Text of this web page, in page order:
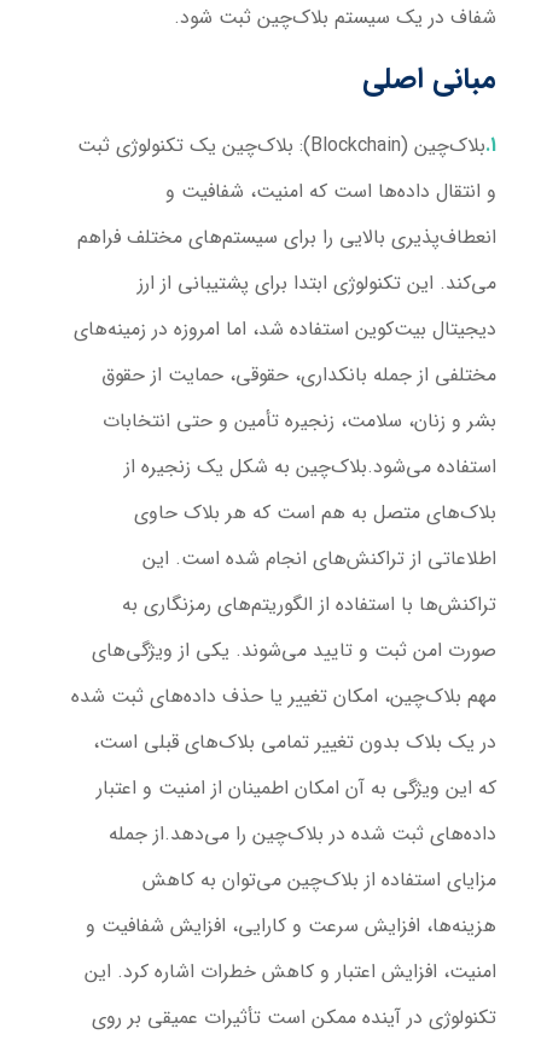
شفاف در یک سیستم بلاک‌چین ثبت شود.
مبانی اصلی
بلاک‌چین (Blockchain):
بلاک‌چین یک تکنولوژی ثبت
و انتقال داده‌ها است که امنیت، شفافیت و
انعطاف‌پذیری بالایی را برای سیستم‌های مختلف فراهم
می‌کند. این تکنولوژی ابتدا برای پشتیبانی از ارز
دیجیتال بیت‌کوین استفاده شد، اما امروزه در زمینه‌های
مختلفی از جمله بانکداری، حقوقی، حمایت از حقوق
بشر و زنان، سلامت، زنجیره تأمین و حتی انتخابات
استفاده می‌شود.بلاک‌چین به شکل یک زنجیره از
بلاک‌های متصل به هم است که هر بلاک حاوی
اطلاعاتی از تراکنش‌های انجام شده است. این
تراکنش‌ها با استفاده از الگوریتم‌های رمزنگاری به
صورت امن ثبت و تایید می‌شوند. یکی از ویژگی‌های
مهم بلاک‌چین، امکان تغییر یا حذف داده‌های ثبت شده
در یک بلاک بدون تغییر تمامی بلاک‌های قبلی است،
که این ویژگی به آن امکان اطمینان از امنیت و اعتبار
داده‌های ثبت شده در بلاک‌چین را می‌دهد.از جمله
مزایای استفاده از بلاک‌چین می‌توان به کاهش
هزینه‌ها، افزایش سرعت و کارایی، افزایش شفافیت و
امنیت، افزایش اعتبار و کاهش خطرات اشاره کرد. این
تکنولوژی در آینده ممکن است تأثیرات عمیقی بر روی